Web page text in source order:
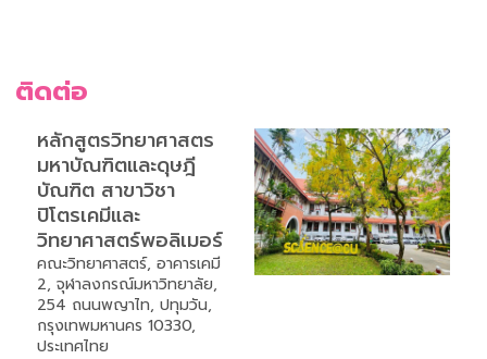
ติดต่อ
หลักสูตรวิทยาศาสตร
มหาบัณฑิตและดุษฎี
บัณฑิต สาขาวิชา
ปิโตรเคมีและ
วิทยาศาสตร์พอลิเมอร์
คณะวิทยาศาสตร์, อาคารเคมี
2, จุฬาลงกรณ์มหาวิทยาลัย,
254 ถนนพญาไท, ปทุมวัน,
กรุงเทพมหานคร 10330,
ประเทศไทย